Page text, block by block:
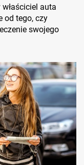
auta
od tego, czy
swojego